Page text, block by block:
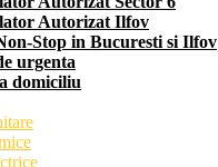
Autorizat Ilfov
Stop in Bucuresti si Ilfov
urgenta
domiciliu